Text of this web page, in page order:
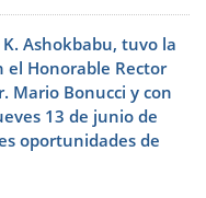
K. Ashokbabu, tuvo la
Honorable Rector
Mario Bonucci y con
13 de junio de
oportunidades de